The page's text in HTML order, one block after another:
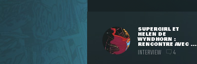
SUPERGIRL ET
HELEN DE
WYNDHORN :
RENCONTRE AVEC ...
INTERVIEW 4